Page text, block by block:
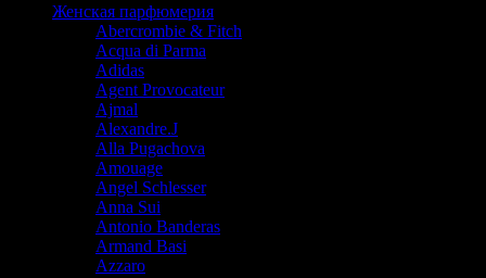
Женская парфюмерия
Abercrombie & Fitch
Acqua di Parma
Adidas
Agent Provocateur
Ajmal
Alexandre.J
Alla Pugachova
Amouage
Angel Schlesser
Anna Sui
Antonio Banderas
Armand Basi
Azzaro